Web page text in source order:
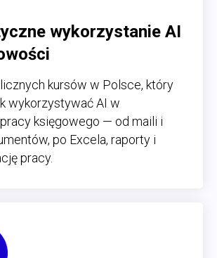
wykorzystanie AI
kursów w Polsce, który
wykorzystywać AI w
księgowego — od maili i
po Excela, raporty i
pracy.